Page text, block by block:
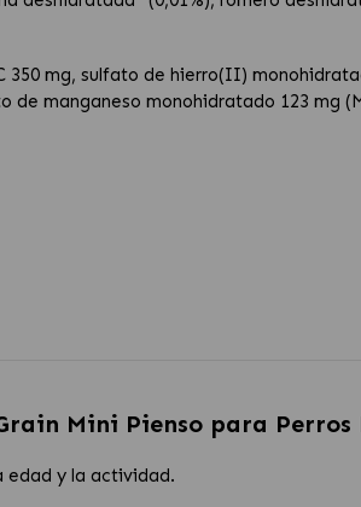
mg, sulfato de hierro(II)
manganeso monohidratado 123 mg
Mini Pienso para Perros
edad y la actividad.